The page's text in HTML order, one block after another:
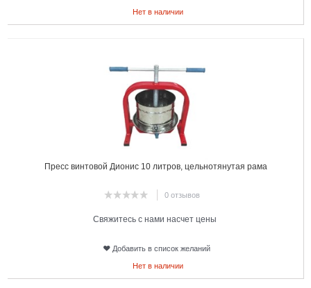
Нет в наличии
Пресс винтовой Дионис 10 литров, цельнотянутая рама
0 отзывов
Свяжитесь с нами насчет цены
Добавить в список желаний
Нет в наличии